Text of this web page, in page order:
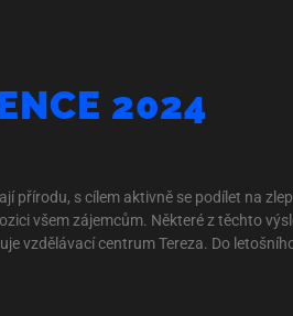
2024
přírodu, s cílem aktivně se podílet na
všem zájemcům. Některé z těchto
vzdělávací centrum Tereza. Do